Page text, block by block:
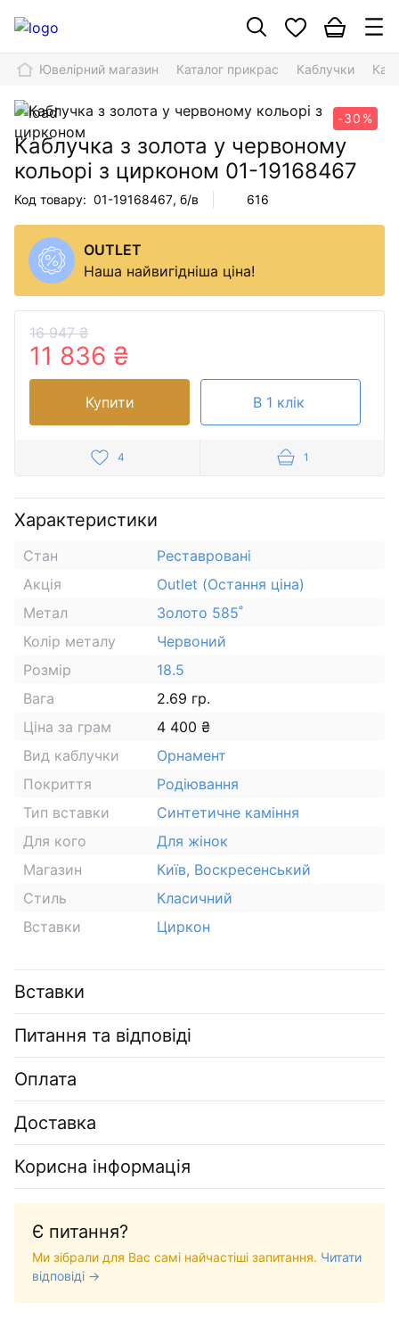
Ювелірний магазин Каталог прикрас Каблучки
-30%
Каблучка з золота у червоному
кольорі з цирконом 01-19168467
Код товару: 01-19168467, б/в 616
OUTLET
Наша найвигідніша ціна!
16 947 ₴
11 836 ₴
Купити В 1 клік
4 1
Характеристики
Стан
Реставровані
Акція
Outlet (Остання ціна)
Метал
Золото 585˚
Колір металу
Червоний
Розмір
18.5
Вага
2.69 гр.
Ціна за грам
4 400 ₴
Вид каблучки
Орнамент
Покриття
Родіювання
Тип вставки
Синтетичне каміння
Для кого
Для жінок
Магазин
Київ, Воскресенський
Стиль
Класичний
Вставки
Циркон
Вставки
Питання та відповіді
Оплата
Доставка
Корисна інформація
Є питання?
Ми зібрали для Вас самі найчастіші запитання. Читати
відповіді →